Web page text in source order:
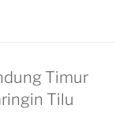
Timur
Tilu